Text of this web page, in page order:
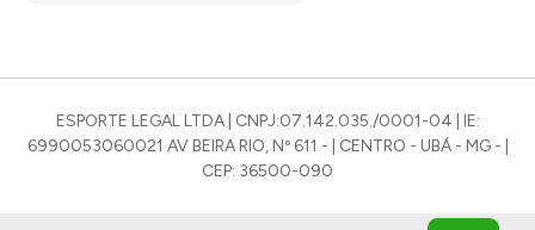
ESPORTE LEGAL LTDA | CNPJ:07.142.035./0001-04 | IE:
6990053060021 AV BEIRA RIO, Nº 611 - | CENTRO - UBÁ - MG - |
CEP: 36500-090